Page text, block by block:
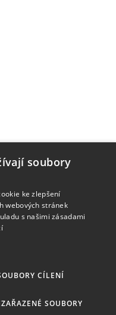
soubory
ke zlepšení
webových stránek
s našimi zásadami
CÍLENÍ
SOUBORY